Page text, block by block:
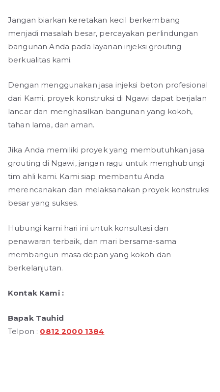
Jangan biarkan keretakan kecil berkembang
menjadi masalah besar, percayakan perlindungan
bangunan Anda pada layanan injeksi grouting
berkualitas kami.
Dengan menggunakan jasa injeksi beton profesional
dari Kami, proyek konstruksi di Ngawi dapat berjalan
lancar dan menghasilkan bangunan yang kokoh,
tahan lama, dan aman.
Jika Anda memiliki proyek yang membutuhkan jasa
grouting di Ngawi, jangan ragu untuk menghubungi
tim ahli kami. Kami siap membantu Anda
merencanakan dan melaksanakan proyek konstruksi
besar yang sukses.
Hubungi kami hari ini untuk konsultasi dan
penawaran terbaik, dan mari bersama-sama
membangun masa depan yang kokoh dan
berkelanjutan.
Kontak Kami :
Bapak Tauhid
Telpon : 0812 2000 1384